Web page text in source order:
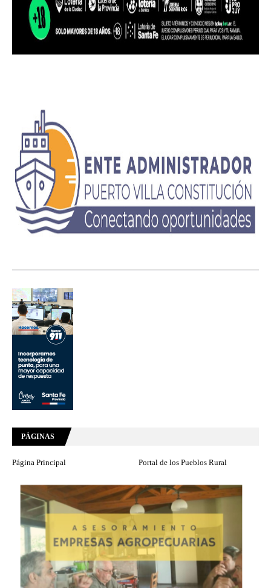
PÁGINAS
Página Principal Portal de los Pueblos Rural